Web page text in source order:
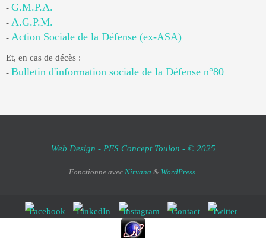
- G.M.P.A.
- A.G.P.M.
- Action Sociale de la Défense (ex-ASA)
Et, en cas de décès :
- Bulletin d'information sociale de la Défense n°80
Web Design - PFS Concept Toulon - © 2025
Fonctionne avec Nirvana & WordPress.